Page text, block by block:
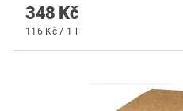
348 Kč
116 Kč / 1 l